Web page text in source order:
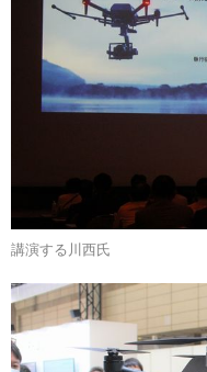
講演する川西氏